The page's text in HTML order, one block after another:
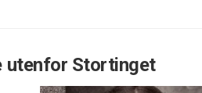
utenfor Stortinget